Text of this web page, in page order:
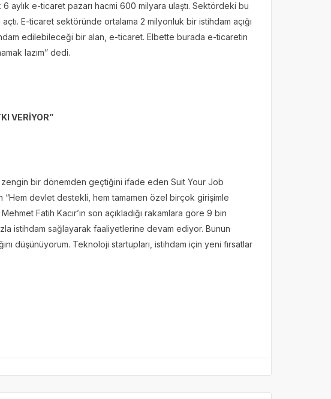
aylık e-ticaret pazarı hacmi 600 milyara ulaştı. Sektördeki bu
E-ticaret sektöründe ortalama 2 milyonluk bir istihdam açığı
edilebileceği bir alan, e-ticaret. Elbette burada e-ticaretin
lazım” dedi.
VERİYOR”
zengin bir dönemden geçtiğini ifade eden Suit Your Job
devlet destekli, hem tamamen özel birçok girişimle
Fatih Kacır’ın son açıkladığı rakamlara göre 9 bin
istihdam sağlayarak faaliyetlerine devam ediyor. Bunun
düşünüyorum. Teknoloji startupları, istihdam için yeni fırsatlar